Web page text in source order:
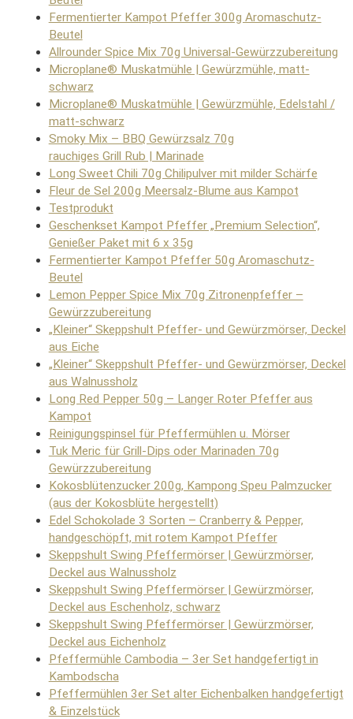
Fermentierter Kampot Pfeffer 300g Aromaschutz-
Beutel
Allrounder Spice Mix 70g Universal-Gewürzzubereitung
Microplane® Muskatmühle | Gewürzmühle, matt-
schwarz
Microplane® Muskatmühle | Gewürzmühle, Edelstahl /
matt-schwarz
Smoky Mix – BBQ Gewürzsalz 70g
rauchiges Grill Rub | Marinade
Long Sweet Chili 70g Chilipulver mit milder Schärfe
Fleur de Sel 200g Meersalz-Blume aus Kampot
Testprodukt
Geschenkset Kampot Pfeffer „Premium Selection“,
Genießer Paket mit 6 x 35g
Fermentierter Kampot Pfeffer 50g Aromaschutz-
Beutel
Lemon Pepper Spice Mix 70g Zitronenpfeffer –
Gewürzzubereitung
„Kleiner“ Skeppshult Pfeffer- und Gewürzmörser, Deckel
aus Eiche
„Kleiner“ Skeppshult Pfeffer- und Gewürzmörser, Deckel
aus Walnussholz
Long Red Pepper 50g – Langer Roter Pfeffer aus
Kampot
Reinigungspinsel für Pfeffermühlen u. Mörser
Tuk Meric für Grill-Dips oder Marinaden 70g
Gewürzzubereitung
Kokosblütenzucker 200g, Kampong Speu Palmzucker
(aus der Kokosblüte hergestellt)
Edel Schokolade 3 Sorten – Cranberry & Pepper,
handgeschöpft, mit rotem Kampot Pfeffer
Skeppshult Swing Pfeffermörser | Gewürzmörser,
Deckel aus Walnussholz
Skeppshult Swing Pfeffermörser | Gewürzmörser,
Deckel aus Eschenholz, schwarz
Skeppshult Swing Pfeffermörser | Gewürzmörser,
Deckel aus Eichenholz
Pfeffermühle Cambodia – 3er Set handgefertigt in
Kambodscha
Pfeffermühlen 3er Set alter Eichenbalken handgefertigt
& Einzelstück